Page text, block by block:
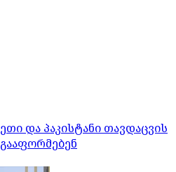
და პაკისტანი თავდაცვის